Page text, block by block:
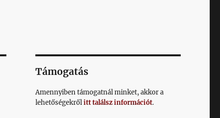
Támogatás
Amennyiben támogatnál minket, akkor a
lehetőségekrőlitt találsz információt.